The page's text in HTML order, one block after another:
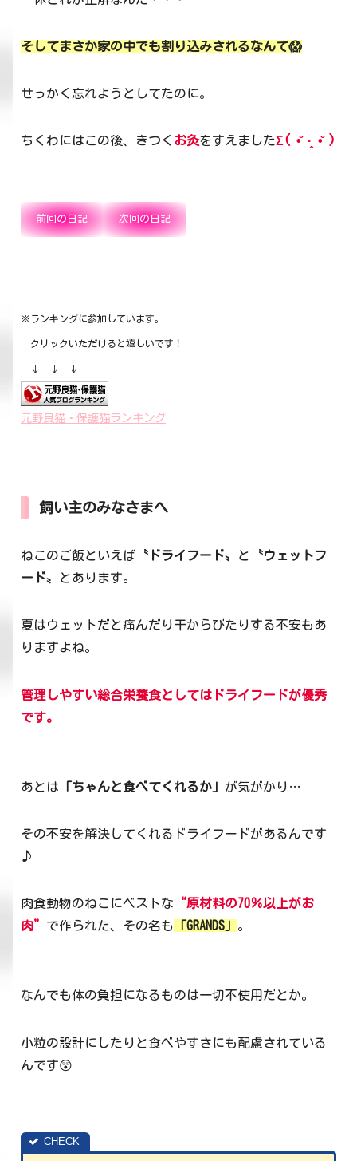
そしてまさか家の中でも割り込みされるなんて😱
せっかく忘れようとしてたのに。
ちくわにはこの後、きつく お灸をすえましたΣ( •̆ ·̭ •̆ )
前回の日記 次回の日記
※ランキングに参加しています。
クリックいただけると嬉しいです！
↓ ↓ ↓
元野良猫・保護猫ランキング
飼い主のみなさまへ
ねこのご飯といえば 〝ドライフード〟 と
〝ウェットフ
ード〟
とあります。
夏はウェットだと痛んだり干からびたりする不安もあ
りますよね。
管理しやすい総合栄養食としてはドライフードが優秀
です。
あとは 「ちゃんと食べてくれるか」 が気がかり…
その不安を解決してくれるドライフードがあるんです
♪
肉食動物のねこにベストな “原材料の70％以上がお
肉” で作られた、その名も 「GRANDS」 。
なんでも体の負担になるものは一切不使用だとか。
小粒の設計にしたりと食べやすさにも配慮されている
んです😲